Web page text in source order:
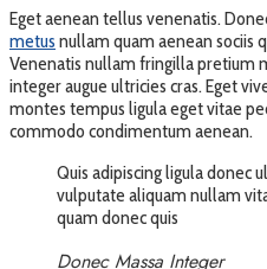
Eget aenean tellus venenatis.
metus nullam quam aenean sociis
Venenatis nullam fringilla pretium
integer augue ultricies cras. Eget
montes tempus ligula eget vitae
commodo condimentum aenean.
Quis adipiscing ligula donec
vulputate aliquam nullam
quam donec quis
Donec Massa Integer